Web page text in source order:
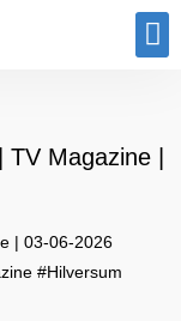
TV Magazine |
| 03-06-2026
#Hilversum